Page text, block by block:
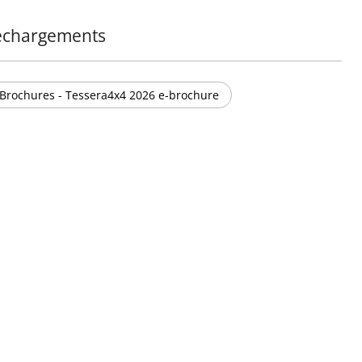
Brochures - Tessera4x4 2026 e-brochure